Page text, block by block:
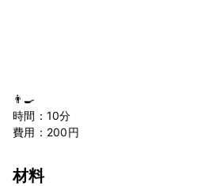
👨‍🍳
時間：10分
費用：200円
材料